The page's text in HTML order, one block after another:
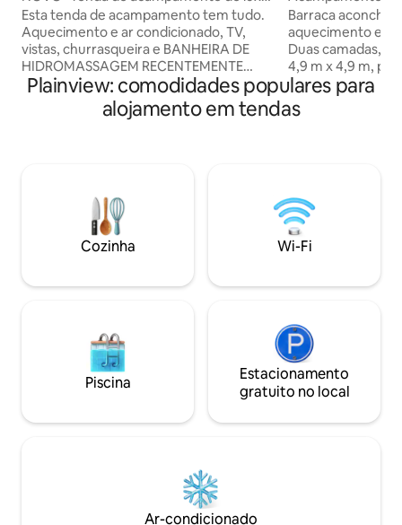
"Wild Hare" para 2 pessoas
Esta tenda de acampamento tem tudo.
Aquecimento e ar condicionado, TV,
vistas, churrasqueira e BANHEIRA DE
HIDROMASSAGEM RECENTEMENTE
adicionada! Thunderhead Ridge
Getaways oferece uma NOVA maneira
de explorar as Montanhas Great Smoky.
Fumegantes do Tennessee. Desfrute de
um grande e luxuoso deck parcialmente
coberto com uma churrasqueira.
Confira nosso 2BR “Flying Squirrel.” SEM
US$ 250. Siga-nos nas redes sociais
Barraca
aquecimento
Duas camadas,
4,9 m x 4,9 m,
nos arredores do
A apenas três
longe de tudo. A
quando as
congelamento.
proximidades.
área de
de canela
Plainview: comodidades populares para
alojamento em tendas
Cozinha Wi-Fi
Piscina
Estacionamento
gratuito no local
Ar-condicionado